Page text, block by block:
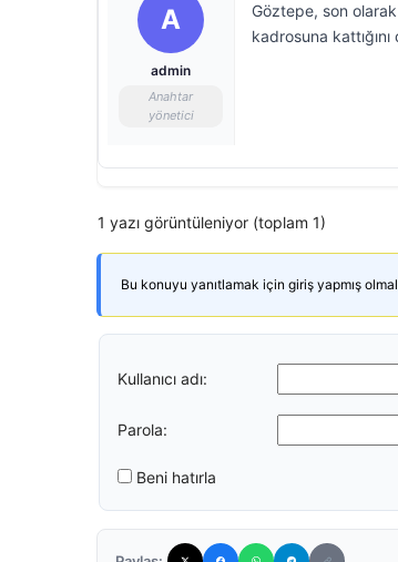
A
admin
Anahtar
yönetici
Göztepe, son
kadrosuna
1 yazı görüntüleniyor (toplam 1)
Bu konuyu yanıtlamak için giriş yapmış
Kullanıcı adı:
Parola:
Beni hatırla